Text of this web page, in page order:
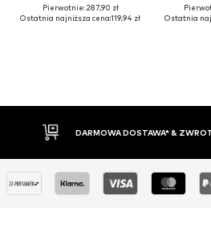
Pierwotnie: 287,90 zł
Ostatnia najniższa cena:119,94 zł
Ostatnia
30 DNI NA ZWROT